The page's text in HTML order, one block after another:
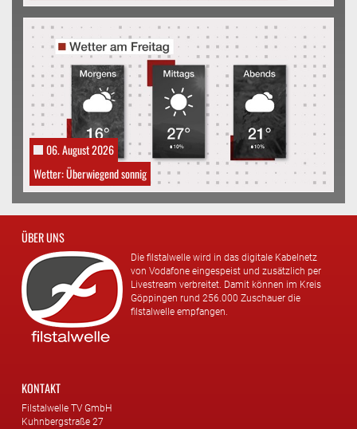
06. August 2026
Wetter: Überwiegend sonnig
ÜBER UNS
Die filstalwelle wird in das digitale Kabelnetz
von Vodafone eingespeist und zusätzlich per
Livestream verbreitet. Damit können im Kreis
Göppingen rund 256.000 Zuschauer die
filstalwelle empfangen.
KONTAKT
Filstalwelle TV GmbH
Kuhnbergstraße 27